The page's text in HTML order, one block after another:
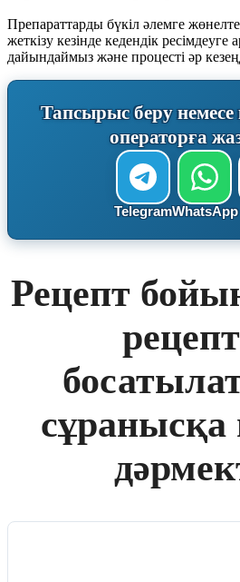
Препараттарды бүкіл әлемге
жеткізу кезінде кедендік
дайындаймыз және процесті әр
Тапсырыс беру немесе
операторға
TelegramWhatsApp
Рецепт
сұранысқа